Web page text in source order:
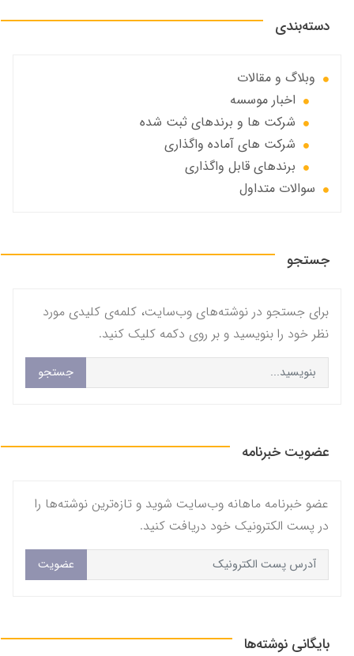
دسته‌بندی
وبلاگ و مقالات
اخبار موسسه
شرکت ها و برندهای ثبت شده
شرکت های آماده واگذاری
برندهای قابل واگذاری
سوالات متداول
جستجو
برای جستجو در نوشته‌های وب‌سایت، کلمه‌ی کلیدی مورد
نظر خود را بنویسید و بر روی دکمه کلیک کنید.
جستجو
عضویت خبرنامه
عضو خبرنامه ماهانه وب‌سایت شوید و تازه‌ترین نوشته‌ها را
در پست الکترونیک خود دریافت کنید.
عضویت
بایگانی نوشته‌ها